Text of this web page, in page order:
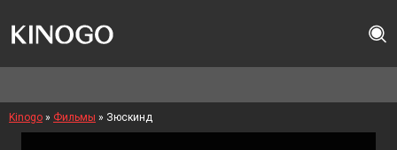
Kinogo » Фильмы » Зюскинд